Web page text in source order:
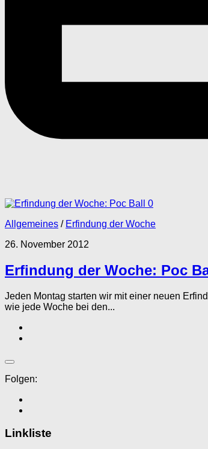
0
Allgemeines / Erfindung der Woche
26. November 2012
Erfindung der Woche: Poc
Jeden Montag starten wir mit einer neuen
wie jede Woche bei den...
Folgen:
Linkliste